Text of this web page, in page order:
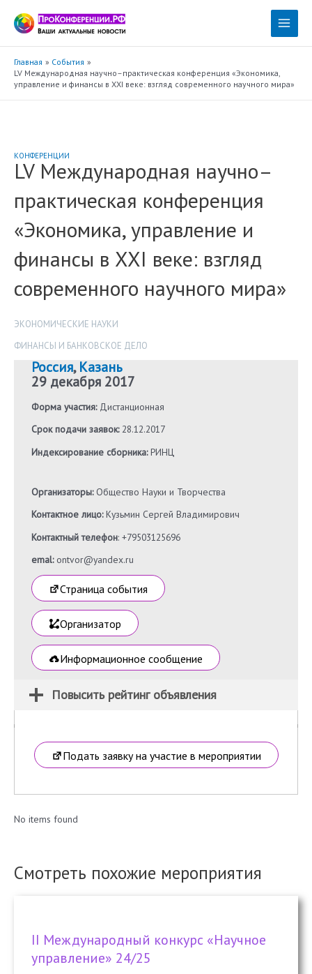
содержимому
Main
Главная
События
LV Международная научно–практическая конференция «Экономика,
управление и финансы в XXI веке: взгляд современного научного мира»
КОНФЕРЕНЦИИ
LV Международная научно–
практическая конференция
«Экономика, управление и
финансы в XXI веке: взгляд
современного научного мира»
ЭКОНОМИЧЕСКИЕ НАУКИ
ФИНАНСЫ И БАНКОВСКОЕ ДЕЛО
Россия,Казань
29 декабря 2017
Форма участия:Дистанционная
Срок подачи заявок:28.12.2017
Индексирование сборника:РИНЦ
Организаторы:Общество Науки и Творчества
Контактное лицо:Кузьмин Сергей Владимирович
Контактный телефон: +79503125696
emal: ontvor@yandex.ru
Страница события
Организатор
Информационное сообщение
Повысить рейтинг объявления
Подать заявку на участие в мероприятии
No items found
Смотреть похожие мероприятия
II Международный конкурс «Научное
управление» 24/25